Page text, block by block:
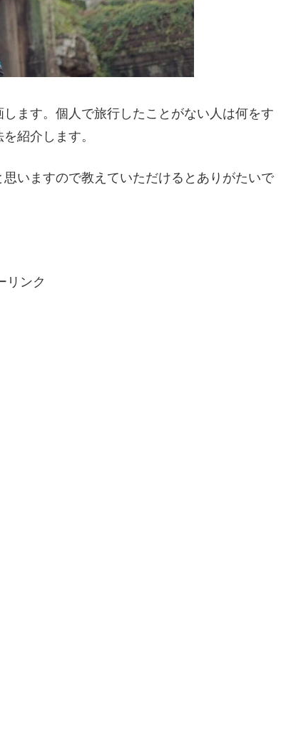
ます。個人で旅行したことがない人は何をす
紹介します。
いますので教えていただけるとありがたいで
リンク